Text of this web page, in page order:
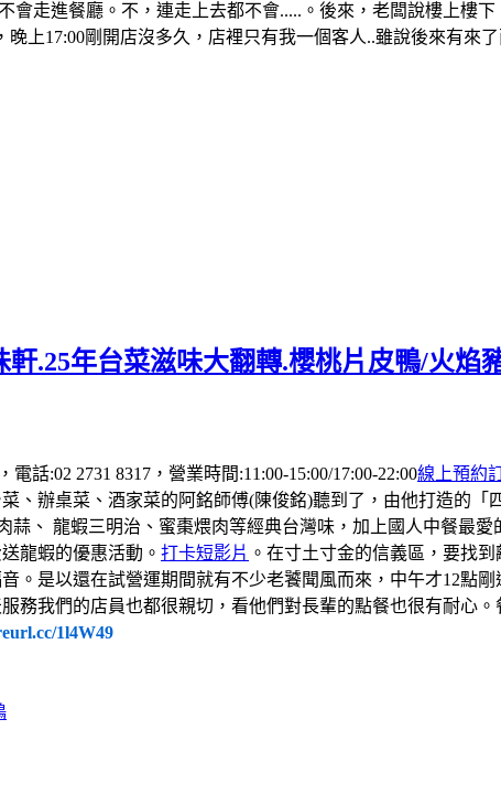
會走進餐廳。不，連走上去都不會.....。後來，老闆說樓上樓
上17:00剛開店沒多久，店裡只有我一個客人..雖說後來有來
軒.25年台菜滋味大翻轉.櫻桃片皮鴨/火
話:02 2731 8317，營業時間:11:00-15:00/17:00-22:00線上預約
、辦桌菜、酒家菜的阿銘師傅(陳俊銘)聽到了，由他打造的
、 龍蝦三明治、蜜棗煨肉等經典台灣味，加上國人中餐最
龍蝦的優惠活動。 打卡短影片 。在寸土寸金的信義區，要找
。是以還在試營運期間就有不少老饕聞風而來，中午才12點
務我們的店員也都很親切，看他們對長輩的點餐也很有耐心
1l4W49